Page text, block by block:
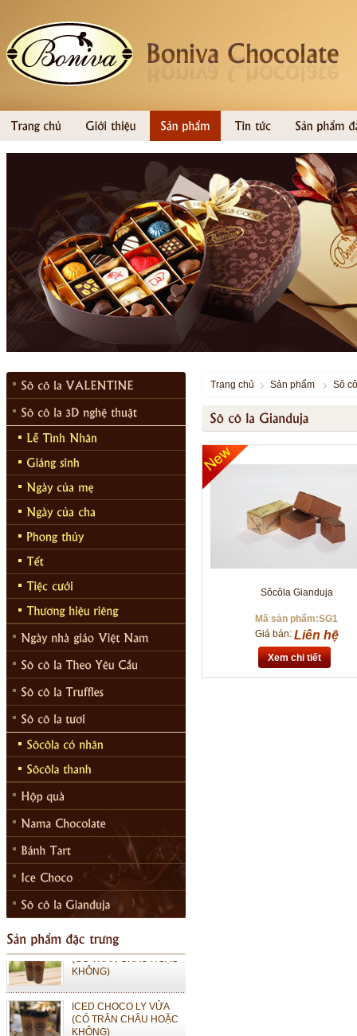
LỚN (CÓ TRÂN CHÂU
HOẶC KHÔNG)
ICED CHOCO MOKA LY
VỪA (CÓ TRÂN CHÂU
HOẶC KHÔNG)
ICED CHOCO LY LỚN
(CÓ TRÂN CHÂU HOẶC
KHÔNG)
(CÓ TRÂN CHÂU HOẶC
KHÔNG)
Trang chủ Sản phẩm Sô
Sôcôla Gianduja
Mã sản phẩm:SG1
Giá bán: Liên hệ
Xem chi tiết